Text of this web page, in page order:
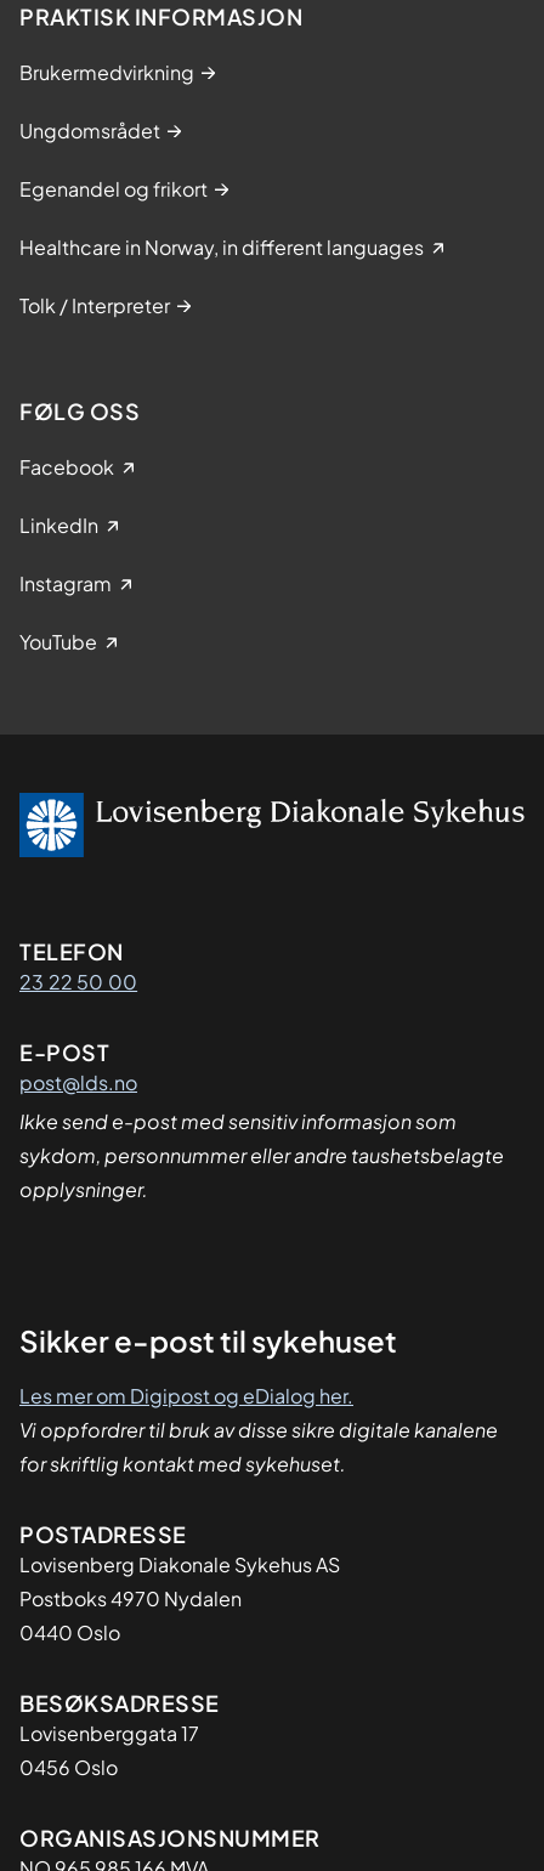
PRAKTISK INFORMASJON
Brukermedvirkning
Ungdomsrådet
Egenandel og frikort
Healthcare in Norway, in different languages
Tolk / Interpreter
FØLG OSS
Facebook
LinkedIn
Instagram
YouTube
Kontaktinformasjon
TELEFON
23 22 50 00
E-POST
post@lds.no
Ikke send e-post med sensitiv informasjon som
sykdom, personnummer eller andre taushetsbelagte
opplysninger.
Sikker
Sikker e-post til sykehuset
Les mer om Digipost og eDialog her.
Vi oppfordrer til bruk av disse sikre digitale kanalene
for skriftlig kontakt med sykehuset.
Adresse
POSTADRESSE
Lovisenberg Diakonale Sykehus AS
Postboks 4970 Nydalen
0440 Oslo
BESØKSADRESSE
Lovisenberggata 17
0456 Oslo
Organisasjon
ORGANISASJONSNUMMER